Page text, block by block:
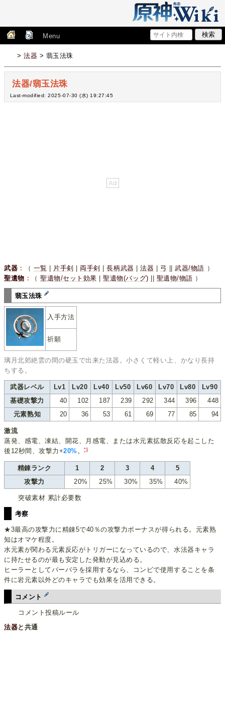
Menu
>法器 > 翡玉法珠
法器/翡玉法珠
Last-modified: 2025-07-30 (水) 19:27:45
武器 ： （ 一覧 片手剣 |両手剣 |長柄武器 |法器 弓 ||武器/物語 ）
聖遺物 ： （聖遺物/セット効果 |聖遺物(バッグ) 聖遺物/物語 ）
翡玉法珠
入手方法
祈願
璃月北郊絶雲の間の硬玉で出来た法器。小さくて軽い上、かなり長持
ちする。
武器レベル Lv1 Lv20 Lv40 Lv50 Lv60 Lv70 Lv80
Lv90
基礎攻撃力
40 102 187 239 292 344 396
448
元素熟知
20 36 53 61 69 77 85 94
激流
蒸発、感電、凍結、開花、月感電、または水元素拡散反応を起こした
後12秒間、攻撃力+20%。*1
精錬ランク 1 2 3 4
5
攻撃力
20% 25% 30% 35% 40%
突破素材 累計必要数
考察
★3最高の攻撃力に精錬5で40％の攻撃力ボーナスが得られる。元素熟
知はオマケ程度。
水元素が関わる元素反応がトリガーになっているので、水法器キャラ
に持たせるのが最も安定した発動が見込める。
ヒーラーとしてバーバラを採用するなら、コンビで使用することを条
件に岩元素以外どのキャラでも効果を活用できる。
コメント
コメント投稿ルール
法器と共通